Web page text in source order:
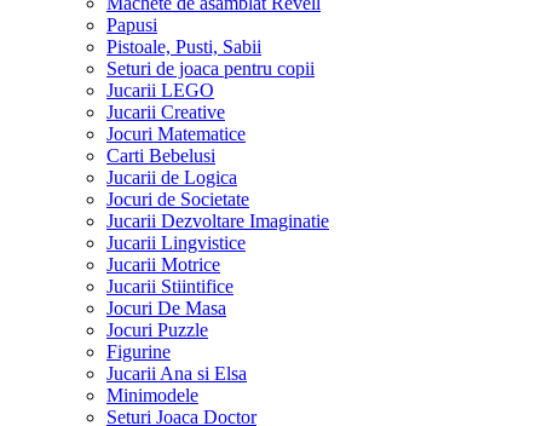
Papusi
Pistoale, Pusti, Sabii
Seturi de joaca pentru copii
Jucarii LEGO
Jucarii Creative
Jocuri Matematice
Carti Bebelusi
Jucarii de Logica
Jocuri de Societate
Jucarii Dezvoltare Imaginatie
Jucarii Lingvistice
Jucarii Motrice
Jucarii Stiintifice
Jocuri De Masa
Jocuri Puzzle
Figurine
Jucarii Ana si Elsa
Minimodele
Seturi Joaca Doctor